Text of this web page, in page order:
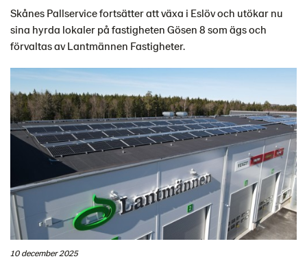
Skånes Pallservice fortsätter att växa i Eslöv och utökar nu
sina hyrda lokaler på fastigheten Gösen 8 som ägs och
förvaltas av Lantmännen Fastigheter.
10 december 2025